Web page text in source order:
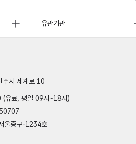
유관기관
시 세계로 10
료, 평일 09시~18시)
울중구-1234호